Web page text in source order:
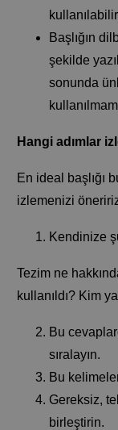
Başlığın
şekilde
sonunda
Hangi adımlar
En ideal başlığı
izlemenizi
Kendinize
Tezim ne
kullanıldı? Kim
Bu
sıralayın.
Bu
Gereksiz,
birleştirin.